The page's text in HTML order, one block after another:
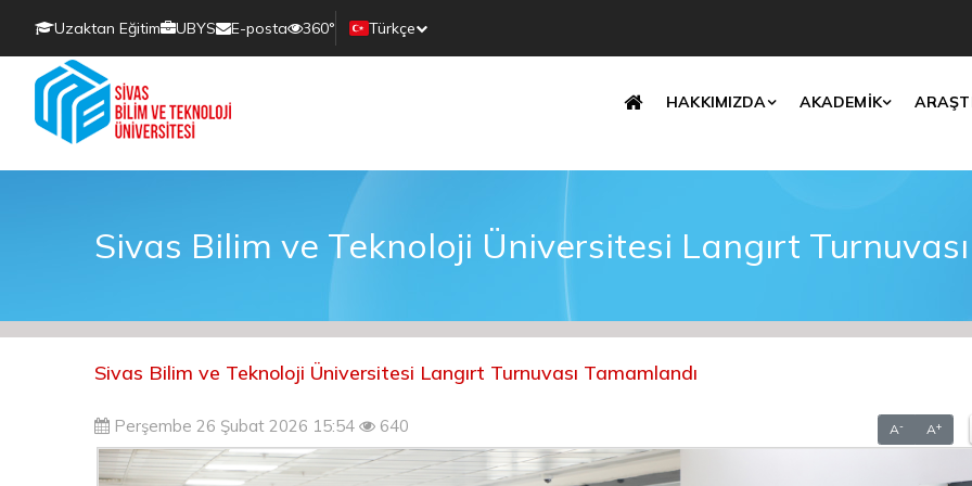
Uzaktan Eğitim UBYS E-posta 360°
Türkçe
Translate
HAKKIMIZDA AKADEMİK
Sivas Bilim ve Teknoloji Üniversitesi Langırt
Sivas Bilim ve Teknoloji Üniversitesi Langırt Turnuvası Tamamlandı
Perşembe 26 Şubat 2026 15:54 640 A- A+